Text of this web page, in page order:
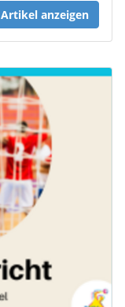
Artikel anzeigen